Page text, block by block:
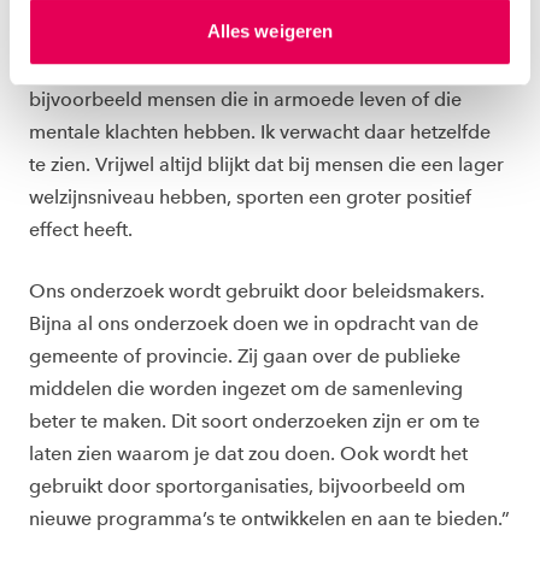
cookiestatement. Via ‘Zelf instellen’ kun je ook zelf
instellen welke cookies we plaatsen. Je kunt je
toestemming altijd wijzigen of intrekken via
onscookiestatement.
Alles weigeren
“In de toekomst gaan we kijken of we deze analyse
kunnen toepassen op andere doelgroepen,
bijvoorbeeld mensen die in armoede leven of die
mentale klachten hebben. Ik verwacht daar hetzelfde
te zien. Vrijwel altijd blijkt dat bij mensen die een lager
welzijnsniveau hebben, sporten een groter positief
effect heeft.
Ons onderzoek wordt gebruikt door beleidsmakers.
Bijna al ons onderzoek doen we in opdracht van de
gemeente of provincie. Zij gaan over de publieke
middelen die worden ingezet om de samenleving
beter te maken. Dit soort onderzoeken zijn er om te
laten zien waarom je dat zou doen. Ook wordt het
gebruikt door sportorganisaties, bijvoorbeeld om
nieuwe programma’s te ontwikkelen en aan te bieden.”